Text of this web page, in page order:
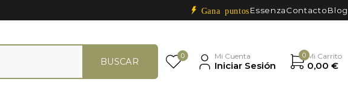
Gana puntos EssenzaContactoBlog
0 Mi Cuenta
Iniciar Sesión
0 Mi Carrito
0,00 €